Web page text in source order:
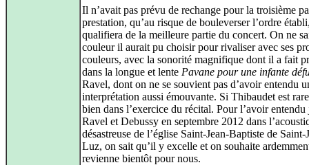
Il n’avait pas prévu de rechange pour la troisième
prestation, qu’au risque de bouleverser l’ordre
qualifiera de la meilleure partie du concert. On ne
couleur il aurait pu choisir pour rivaliser avec ses
couleurs, avec la sonorité magnifique dont il a fait
dans la longue et lente Pavane pour une infante
Ravel, dont on ne se souvient pas d’avoir entendu
interprétation aussi émouvante. Si Thibaudet est
bien dans l’exercice du récital. Pour l’avoir entendu
Ravel et Debussy en septembre 2012 dans
désastreuse de l’église Saint-Jean-Baptiste de Saint-
Luz, on sait qu’il y excelle et on souhaite
revienne bientôt pour nous.